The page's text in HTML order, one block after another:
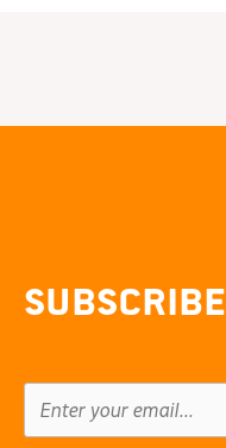
Subscribe